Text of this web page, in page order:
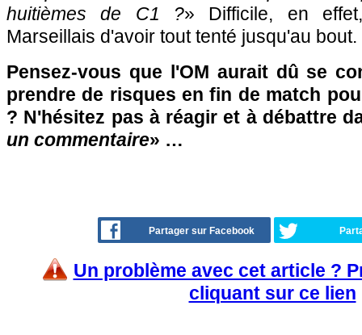
huitièmes de C1 ?» Difficile, en
Marseillais d'avoir tout tenté jusqu'au bout.
Pensez-vous que l'OM aurait dû se
prendre de risques en fin de match
? N'hésitez pas à réagir et à débattre
un commentaire» …
Partager sur Facebook
Un problème avec cet article ?
cliquant sur ce lien